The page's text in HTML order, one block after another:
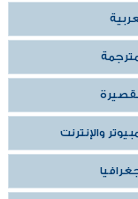
والإنترنت